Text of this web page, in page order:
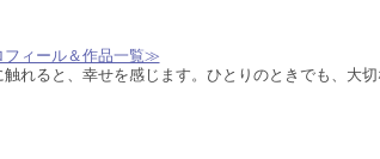
ィール＆作品一覧≫
触れると、幸せを感じます。ひとりのときでも、大